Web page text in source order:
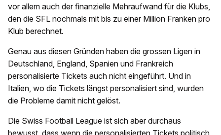
vor allem auch der finanzielle Mehraufwand für die Klubs,
den die SFL nochmals mit bis zu einer Million Franken pro
Klub berechnet.
Genau aus diesen Gründen haben die grossen Ligen in
Deutschland, England, Spanien und Frankreich
personalisierte Tickets auch nicht eingeführt. Und in
Italien, wo die Tickets längst personalisiert sind, wurden
die Probleme damit nicht gelöst.
Die Swiss Football League ist sich aber durchaus